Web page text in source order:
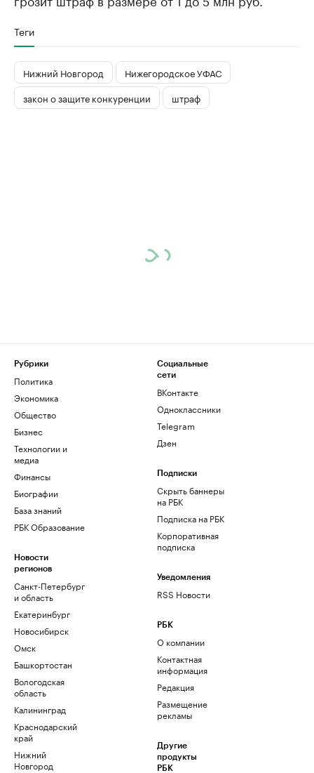
Теги
Нижний Новгород
Нижегородское УФАС
закон о защите конкуренции
штраф
Рубрики
Политика
Экономика
Общество
Бизнес
Технологии и
медиа
Финансы
Биографии
База знаний
РБК Образование
Новости
регионов
Санкт-Петербург
и область
Екатеринбург
Новосибирск
Омск
Башкортостан
Вологодская
область
Калининград
Краснодарский
край
Нижний
Новгород
Социальные
сети
ВКонтакте
Одноклассники
Telegram
Дзен
Подписки
Скрыть баннеры
на РБК
Подписка на РБК
Корпоративная
подписка
Уведомления
RSS Новости
РБК
О компании
Контактная
информация
Редакция
Размещение
рекламы
Другие
продукты
РБК